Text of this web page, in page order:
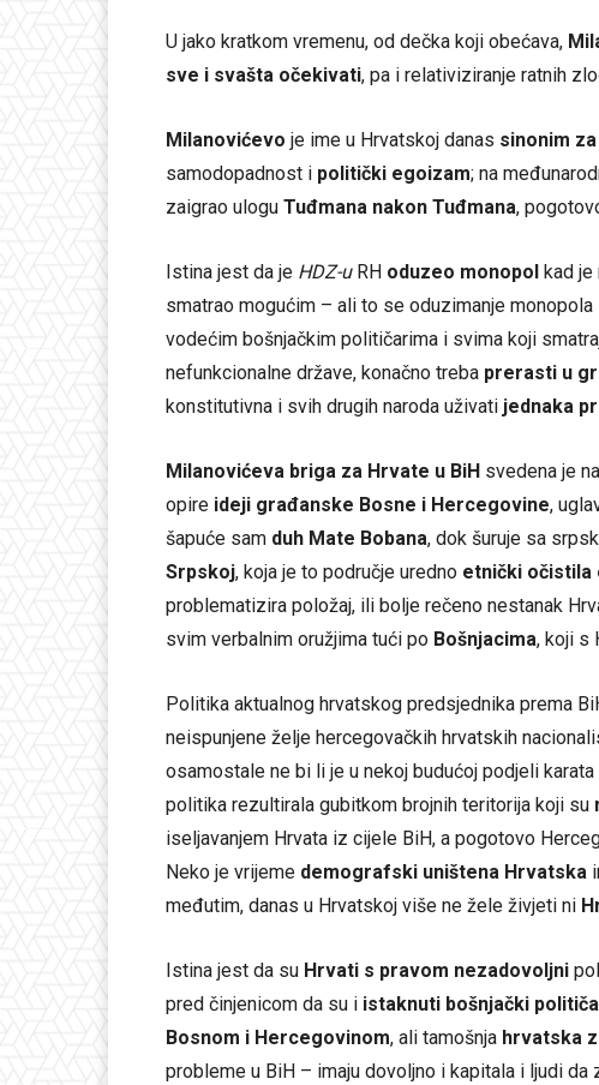
U jako kratkom vremenu, od dečka koji obećava,
sve i svašta očekivati, pa i relativiziranje ratnih
Milanovićevo je ime u Hrvatskoj danas sinonim
samodopadnost i politički egoizam; na
zaigrao ulogu Tuđmana nakon Tuđmana,
Istina jest da je HDZ-uRH oduzeo monopol kad je
smatrao mogućim – ali to se oduzimanje
vodećim bošnjačkim političarima i svima koji
nefunkcionalne države, konačno treba prerasti u
konstitutivna i svih drugih naroda uživati jednaka
Milanovićeva briga za Hrvate u BiH svedena je
opire ideji građanske Bosne i Hercegovine,
šapuće sam duh Mate Bobana, dok šuruje sa
Srpskoj, koja je to područje uredno etnički očistila
problematizira položaj, ili bolje rečeno nestanak
svim verbalnim oružjima tući po Bošnjacima, koji s
Politika aktualnog hrvatskog predsjednika prema
neispunjene želje hercegovačkih hrvatskih
osamostale ne bi li je u nekoj budućoj podjeli
politika rezultirala gubitkom brojnih teritorija koji su
iseljavanjem Hrvata iz cijele BiH, a pogotovo
Neko je vrijeme demografski uništena Hrvatska
međutim, danas u Hrvatskoj više ne žele živjeti ni
Istina jest da su Hrvati s pravom nezadovoljni
pred činjenicom da su i istaknuti bošnjački
Bosnom i Hercegovinom, ali tamošnja hrvatska
probleme u BiH – imaju dovoljno i kapitala i ljudi da